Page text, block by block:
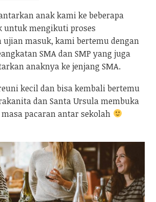
anak kami ke beberapa
untuk mengikuti proses
ujian masuk, kami bertemu dengan
SMA dan SMP yang juga
anaknya ke jenjang SMA.
kecil dan bisa kembali bertemu
dan Santa Ursula membuka
pacaran antar sekolah